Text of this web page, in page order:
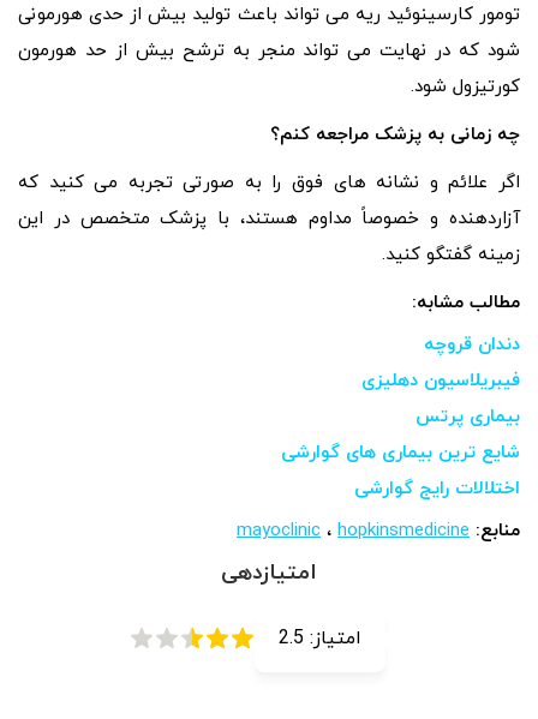
تومور کارسینوئید ریه می تواند باعث تولید بیش از حدی هورمونی
شود که در نهایت می تواند منجر به ترشح بیش از حد هورمون
کورتیزول شود.
چه زمانی به پزشک مراجعه کنم؟
اگر علائم و نشانه های فوق را به صورتی تجربه می کنید که
آزاردهنده و خصوصاً مداوم هستند، با پزشک متخصص در این
زمینه گفتگو کنید.
مطالب مشابه:
دندان قروچه
فیبریلاسیون دهلیزی
بیماری پرتس
شایع ترین بیماری های گوارشی
اختلالات رایج گوارشی
منابع:
mayoclinic ، hopkinsmedicine
امتیازدهی
امتیاز: 2.5